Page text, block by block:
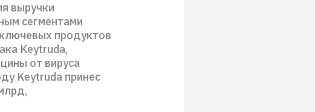
выручки
сегментами
продуктов
Keytruda,
от вируса
Keytruda принес